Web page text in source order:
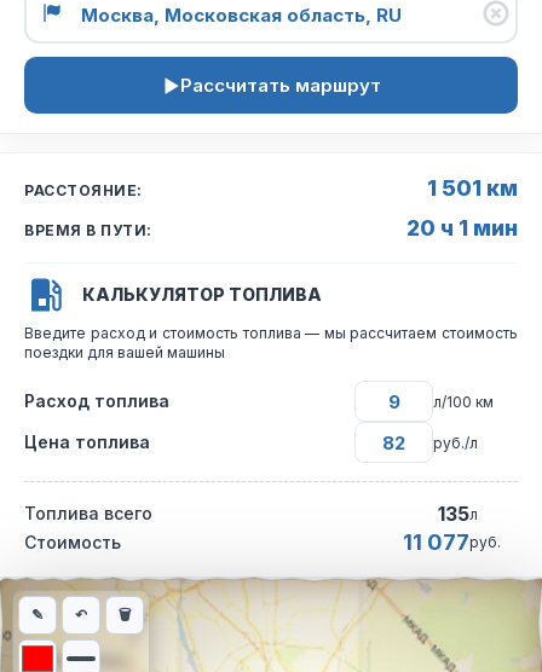
Рассчитать маршрут
РАССТОЯНИЕ: 1 501 км
ВРЕМЯ В ПУТИ: 20 ч 1 мин
КАЛЬКУЛЯТОР ТОПЛИВА
Введите расход и стоимость топлива — мы рассчитаем стоимость
поездки для вашей машины
Расход топлива л/100 км
Цена топлива руб./л
Топлива всего 135л
Стоимость 11 077руб.
Интерактивная карта автомобильного маршрута из города
✎ ↶ 🗑